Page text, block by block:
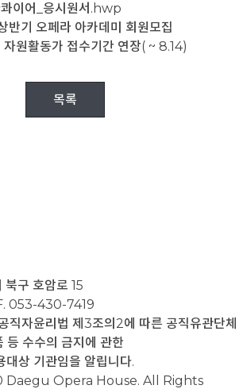
이어_응시원서.hwp
반기 오페라 아카데미 회원모집
자원활동가 접수기간 연장( ~ 8.14)
목록
구 호암로 15
053-430-7419
직자윤리법 제3조의2에 따른 공직유관단체
등 수수의 금지에 관한
대상 기관임을 알립니다.
Opera House. All Rights